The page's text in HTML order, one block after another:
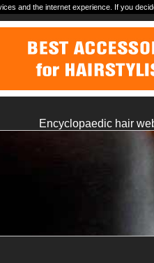
Encyclopaedic hair
and the internet experience. If you